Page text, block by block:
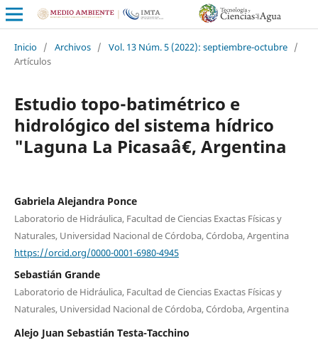
Inicio / Archivos / Vol. 13 Núm. 5 (2022): septiembre-octubre /
Artículos
Estudio topo-batimétrico e
hidrológico del sistema hídrico
"Laguna La Picasaâ€, Argentina
Gabriela Alejandra Ponce
Laboratorio de Hidráulica, Facultad de Ciencias Exactas Físicas y
Naturales, Universidad Nacional de Córdoba, Córdoba, Argentina
https://orcid.org/0000-0001-6980-4945
Sebastián Grande
Laboratorio de Hidráulica, Facultad de Ciencias Exactas Físicas y
Naturales, Universidad Nacional de Córdoba, Córdoba, Argentina
Alejo Juan Sebastián Testa-Tacchino